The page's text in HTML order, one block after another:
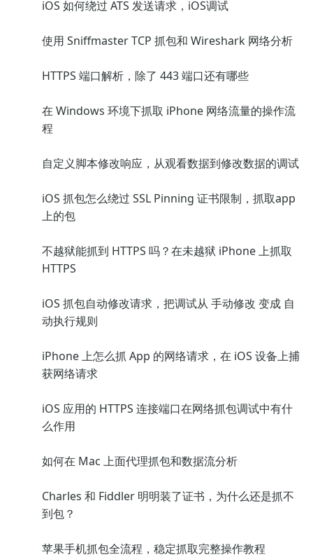
iOS 如何绕过 ATS 发送请求，iOS调试
使用 Sniffmaster TCP 抓包和 Wireshark 网络分析
HTTPS 端口解析，除了 443 端口还有哪些
在 Windows 环境下抓取 iPhone 网络流量的操作流
程
自定义脚本修改响应，从观看数据到修改数据的调试
iOS 抓包怎么绕过 SSL Pinning 证书限制，抓取app
上的包
不越狱能抓到 HTTPS 吗？在未越狱 iPhone 上抓取
HTTPS
iOS 抓包自动修改请求，把调试从 手动修改 变成 自
动执行规则
iPhone 上怎么抓 App 的网络请求，在 iOS 设备上捕
获网络请求
iOS 应用的 HTTPS 连接端口在网络抓包调试中有什
么作用
如何在 Mac 上面代理抓包和数据流分析
Charles 和 Fiddler 明明装了证书，为什么还是抓不
到包？
苹果手机抓包全流程，稳定抓取完整操作教程